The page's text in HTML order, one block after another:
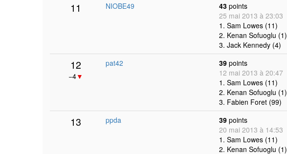
11 NIOBE49 43 points
25 mai 2013 à 23:03
1. Sam Lowes (11)
2. Kenan Sofuoglu (1)
3. Jack Kennedy (4)
12
−4▼
pat42 39 points
12 mai 2013 à 20:47
1. Sam Lowes (11)
2. Kenan Sofuoglu (1)
3. Fabien Foret (99)
13 ppda 39 points
20 mai 2013 à 14:53
1. Sam Lowes (11)
2. Kenan Sofuoglu (1)